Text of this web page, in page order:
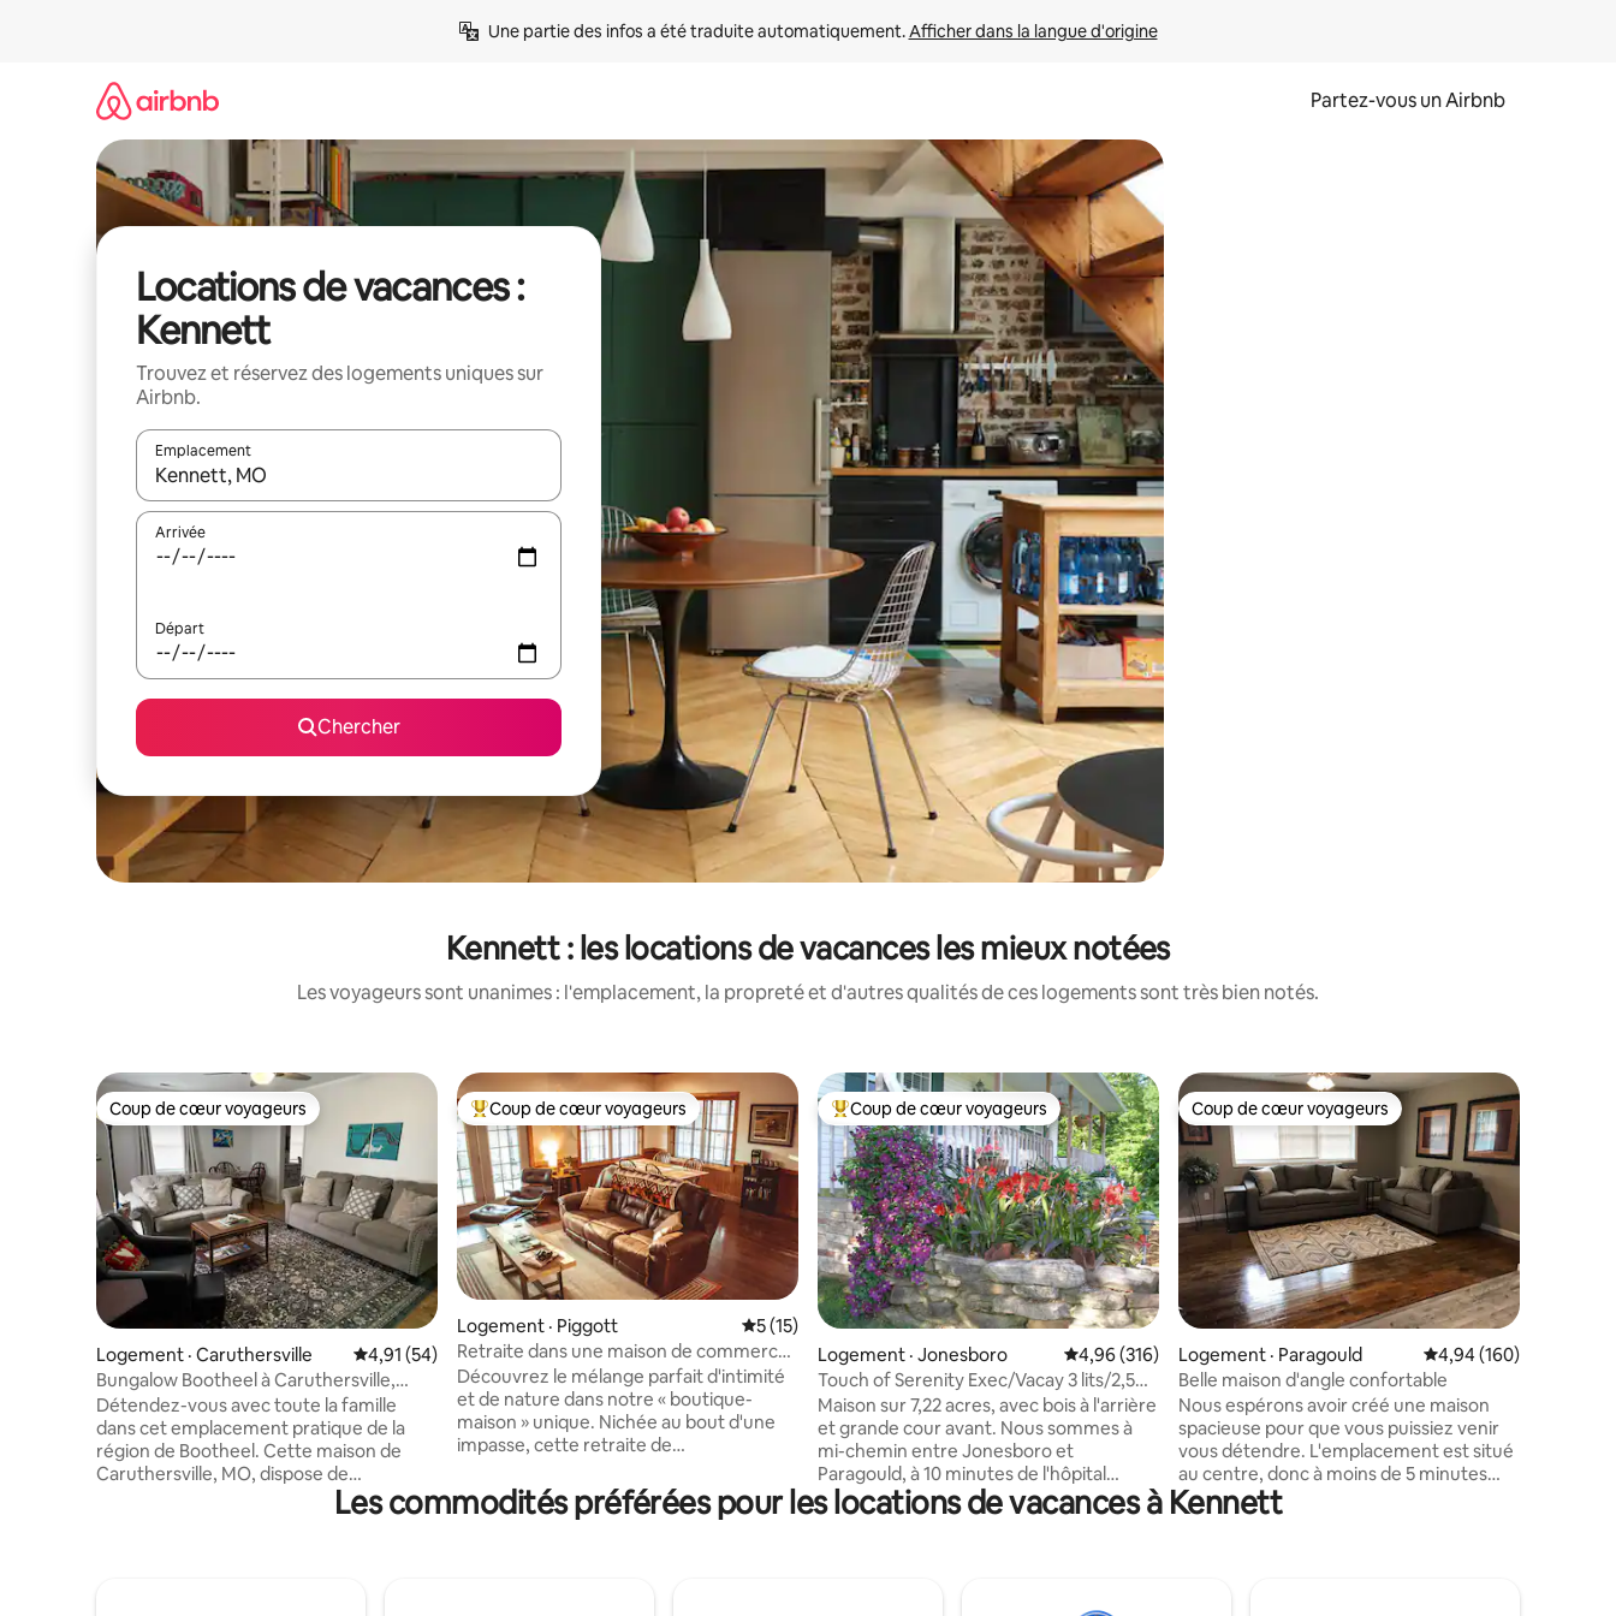
Une partie des infos a été traduite automatiquement. Afficher dans la langue d'origine
Partez-vous un Airbnb
Locations de vacances :
Kennett
Trouvez et réservez des logements uniques sur
Airbnb.
Emplacement
Quand les résultats sont affichés, parcourez-les en utilisant les flèches vers le haut et vers le bas, ou en appuyant dessus et en les faisant glisser.
Arrivée
Départ
Chercher
Kennett : les locations de vacances les mieux notées
Les voyageurs sont unanimes : l'emplacement, la propreté et d'autres qualités de ces logements sont très bien notés.
Coup de cœur voyageurs
Coup de cœur voyageurs
Logement · Caruthersville Note moyenne de 4,91 sur 5, 54 commentaires
4,91 (54)
Bungalow Bootheel à Caruthersville,
Missouri
Détendez-vous avec toute la famille
dans cet emplacement pratique de la
région de Bootheel. Cette maison de
Caruthersville, MO, dispose de
2 chambres, 1 salle de bain et a tout ce
dont vous avez besoin pour un séjour
Coup de cœur voyageurs parmi les plus aimés
Coup de cœur voyageurs
Logement · Piggott Note moyenne de 5 sur 5, 15 commentaires
5 (15)
Retraite dans une maison de commerce
isolée/À distance de marche du parc
Heritage !
Découvrez le mélange parfait d'intimité
et de nature dans notre « boutique-
maison » unique. Nichée au bout d'une
impasse, cette retraite de
quelques pas d'Heritage Park, à quelques
minutes du musée Hemingway-Pfeiffer
Coup de cœur voyageurs parmi les plus aimés
Coup de cœur voyageurs
Logement · Jonesboro Note moyenne de 4,96 sur 5, 316 commentaires
4,96 (316)
Touch of Serenity Exec/Vacay 3 lits/2,5
salles de bain
Maison sur 7,22 acres, avec bois à l'arrière
et grande cour avant. Nous sommes à
mi-chemin entre Jonesboro et
Paragould, à 10 minutes de l'hôpital
baptiste NEA, de l'ASU, des magasins et
des restaurants. À 5 minutes du lac
chambres, 2,5 salles de bain, bureau,
Coup de cœur voyageurs
Coup de cœur voyageurs
Logement · Paragould Note moyenne de
4,94 (160)
Belle maison d'angle confortable
Nous espérons avoir créé une maison
spacieuse pour que vous puissiez venir
vous détendre. L'emplacement est situé
au centre, donc à moins de 5 minutes
des hôpitaux, des épiceries (Hay's et
Walmart), des boulangeries, des
Les commodités préférées pour les locations de vacances à Kennett